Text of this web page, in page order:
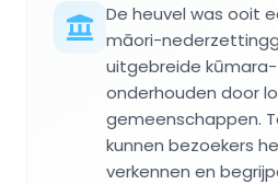
De heuvel was ooit
māori-
uitgebreide
onderhouden door
gemeenschappen.
kunnen bezoekers
verkennen en